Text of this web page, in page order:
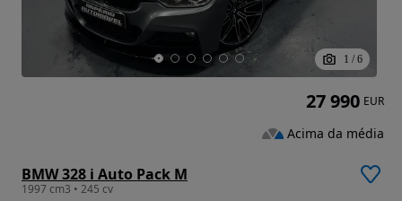
1 / 6
BMW 328 i Auto Pack M
1997 cm3 • 245 cv
27 990 EUR
Acima da média